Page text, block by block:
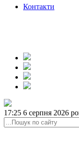
Контакти
17:25 6 серпня 2026